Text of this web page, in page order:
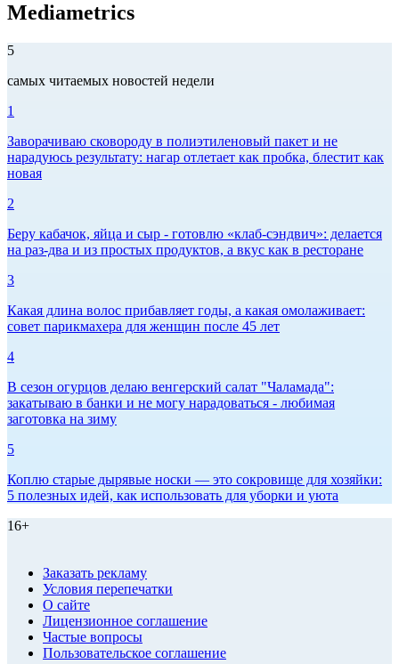
Mediametrics
5
самых читаемых новостей недели
1
Заворачиваю сковороду в полиэтиленовый пакет и не
нарадуюсь результату: нагар отлетает как пробка, блестит как
новая
2
Беру кабачок, яйца и сыр - готовлю «клаб-сэндвич»: делается
на раз-два и из простых продуктов, а вкус как в ресторане
3
Какая длина волос прибавляет годы, а какая омолаживает:
совет парикмахера для женщин после 45 лет
4
В сезон огурцов делаю венгерский салат "Чаламада":
закатываю в банки и не могу нарадоваться - любимая
заготовка на зиму
5
Коплю старые дырявые носки — это сокровище для хозяйки:
5 полезных идей, как использовать для уборки и уюта
16+
Заказать рекламу
Условия перепечатки
О сайте
Лицензионное соглашение
Частые вопросы
Пользовательское соглашение